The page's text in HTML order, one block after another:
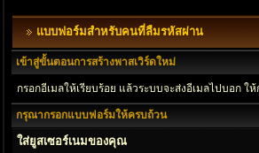
แบบฟอร์มสำหรับคนที่ลืมรหัสผ่าน
เข้าสู่ขั้นตอนการสร้างพาสเวิร์ดใหม่
กรอกอีเมลให้เรียบร้อย แล้วระบบจะส่งอีเมลไปบอก
กรุณากรอกแบบฟอร์มให้ครบถ้วน
ใส่ยูสเซอร์เนมของคุณ